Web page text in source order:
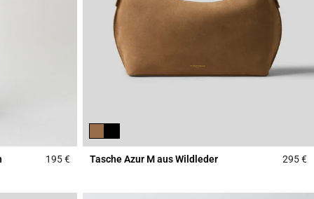
195 €3,8 out of 5 Customer Rating
Tasche Azur M aus Wildleder 295 €5